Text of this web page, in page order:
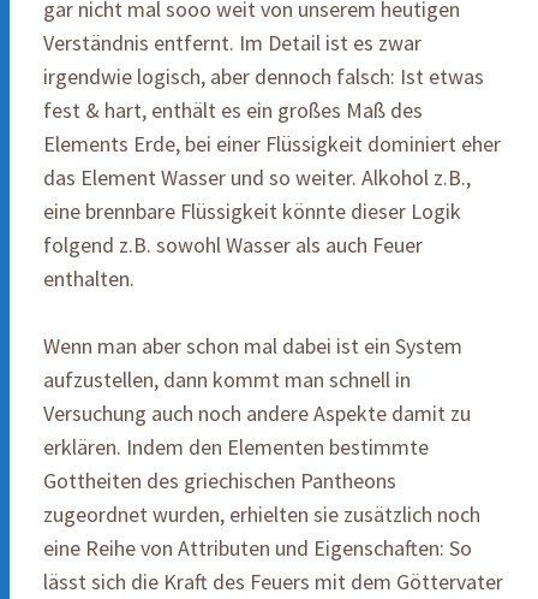
gar nicht mal sooo weit von unserem heutigen
Verständnis entfernt. Im Detail ist es zwar
irgendwie logisch, aber dennoch falsch: Ist etwas
fest & hart, enthält es ein großes Maß des
Elements Erde, bei einer Flüssigkeit dominiert eher
das Element Wasser und so weiter. Alkohol z.B.,
eine brennbare Flüssigkeit könnte dieser Logik
folgend z.B. sowohl Wasser als auch Feuer
enthalten.
Wenn man aber schon mal dabei ist ein System
aufzustellen, dann kommt man schnell in
Versuchung auch noch andere Aspekte damit zu
erklären. Indem den Elementen bestimmte
Gottheiten des griechischen Pantheons
zugeordnet wurden, erhielten sie zusätzlich noch
eine Reihe von Attributen und Eigenschaften: So
lässt sich die Kraft des Feuers mit dem Göttervater